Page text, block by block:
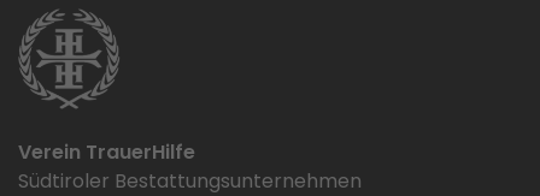
Verein TrauerHilfe
Südtiroler Bestattungsunternehmen